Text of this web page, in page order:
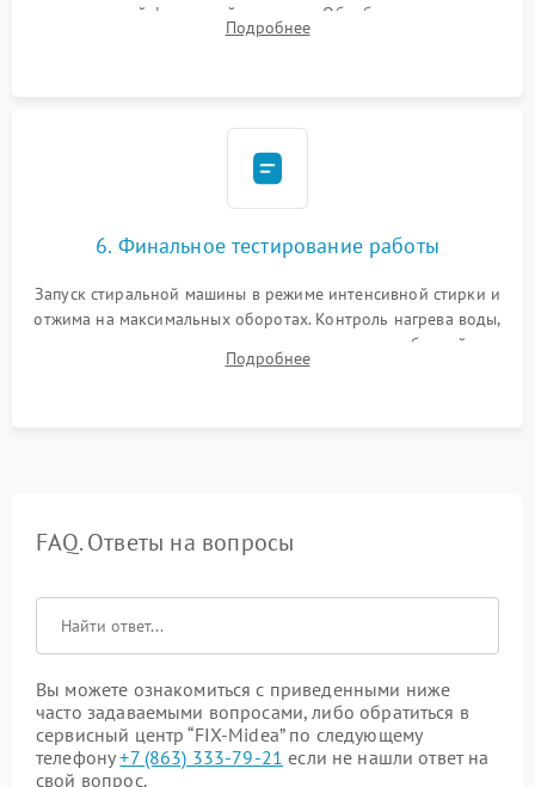
надежной фиксацией хомутами. Обработка стыков
герметиком для предотвращения возможных протечек воды.
Подробнее
6. Финальное тестирование работы
Запуск стиральной машины в режиме интенсивной стирки и
отжима на максимальных оборотах. Контроль нагрева воды,
корректности слива, отсутствия излишних вибраций,
посторонних стуков и протечек под корпусом.
Подробнее
FAQ. Ответы на вопросы
Вы можете ознакомиться с приведенными ниже
часто задаваемыми вопросами, либо обратиться в
сервисный центр “FIX-Midea” по следующему
телефону+7 (863) 333-79-21 если не нашли ответ на
свой вопрос.